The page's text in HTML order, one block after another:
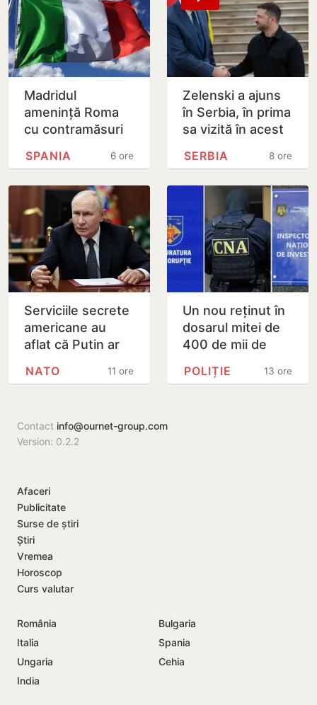
Madridul
amenință Roma
cu contramăsuri
renunță la
frontieră pentru…
6 ore
SPANIA
Zelenski a ajuns
în Serbia, în prima
sa vizită în acest
tradițional al
8 ore
SERBIA
Serviciile secrete
americane au
aflat că Putin ar
cu un atac chiar în
11 ore
NATO
Un nou reținut în
dosarul mitei de
400 de mii de
facilitat transferul
13 ore
POLIȚIE
Contact info@ournet-group.com
Version: 0.2.2
Afaceri
Publicitate
Surse de știri
Știri
Vremea
Horoscop
Curs valutar
România
Bulgaria
Italia
Spania
Ungaria
Cehia
India